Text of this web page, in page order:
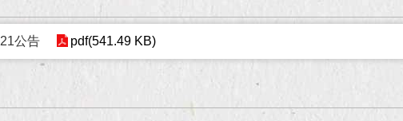
公告 pdf(541.49 KB)